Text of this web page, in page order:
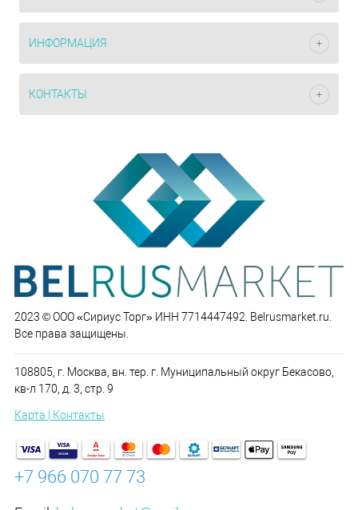
ИНФОРМАЦИЯ
КОНТАКТЫ
2023 © ООО «Сириус Торг» ИНН 7714447492. Belrusmarket.ru.
Все права защищены.
108805, г. Москва, вн. тер. г. Муниципальный округ Бекасово,
кв-л 170, д. 3, стр. 9
Карта | Контакты
+7 966 070 77 73